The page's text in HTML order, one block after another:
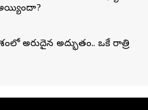
అరుదైన అద్భుతం.. ఒకే రాత్రి